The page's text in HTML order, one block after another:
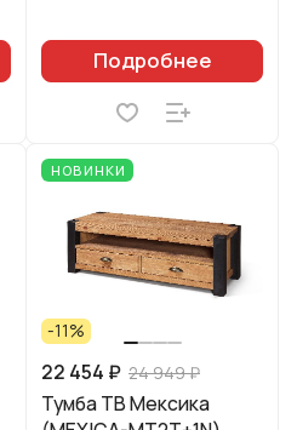
Подробнее
НОВИНКИ
-11%
22 454 ₽ 24 949 ₽
Тумба ТВ Мексика